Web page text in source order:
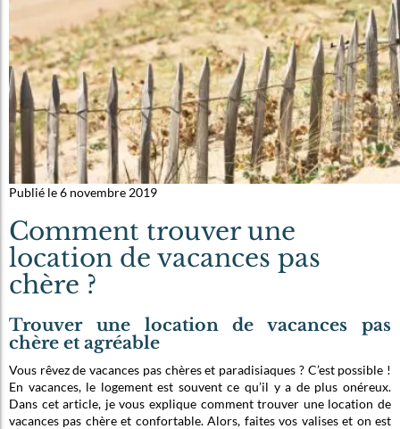
Publié le 6 novembre 2019
Comment trouver une
location de vacances pas
chère ?
Trouver une location de vacances pas
chère et agréable
Vous rêvez de vacances pas chères et paradisiaques ? C’est possible !
En vacances, le logement est souvent ce qu’il y a de plus onéreux.
Dans cet article, je vous explique comment trouver une location de
vacances pas chère et confortable. Alors, faites vos valises et on est